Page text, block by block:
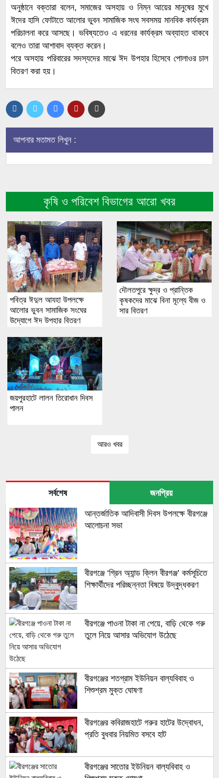
অনুষ্ঠানে বক্তারা বলেন, সমাজের অসহায় ও নিম্ন আয়ের মানুষের মুখে
ঈদের হাসি ফোটাতে আলোর ভুবন সামাজিক সংঘ সবসময় মানবিক কার্যক্রম
পরিচালনা করে আসছে। ভবিষ্যতেও এ ধরনের কার্যক্রম অব্যাহত থাকবে
বলেও তারা আশাবাদ ব্যক্ত করেন।
পরে অসহায় পরিবারের সদস্যদের মাঝে ঈদ উপহার হিসেবে পোলাওর চাল
বিতরণ করা হয়।
আপনার মতামত লিখুন :
কৃষি ও পরিবেশ বিভাগের আরো খবর
পবিত্র ঈদুল আযহা উপলক্ষে
আলোর ভুবন সামাজিক সংঘের
উদ্যোগে ঈদ উপহার বিতরণ
দৌলতপুরে ক্ষুদ্র ও প্রান্তিক
কৃষকদের মাঝে বিনা মূল্যে বীজ ও
সার বিতরণ
জয়পুরহাটে লালন তিরোধান দিবস
পালন
আরও খবর
সর্বশেষ জনপ্রিয়
আন্তর্জাতিক আদিবাসী দিবস উপলক্ষে বীরগঞ্জে
আলোচনা সভা
বীরগঞ্জে ‘গ্রিন অ্যান্ড ক্লিন বীরগঞ্জ’ কর্মসূচিতে
শিক্ষার্থীদের পরিচ্ছন্নতা বিষয়ে উদ্বুদ্ধকরণ
বীরগঞ্জে পাওনা টাকা না পেয়ে, বাড়ি থেকে গরু
তুলে নিয়ে আসার অভিযোগ উঠেছে
বীরগঞ্জের শতগ্রাম ইউনিয়ন বাল্যবিবাহ ও
শিশুশ্রম মুক্ত ঘোষণা
বীরগঞ্জের কবিরাজহাটে গরুর হাটের উদ্বোধন,
প্রতি বুধবার নিয়মিত বসবে হাট
বীরগঞ্জের সাতোর ইউনিয়ন বাল্যবিবাহ ও